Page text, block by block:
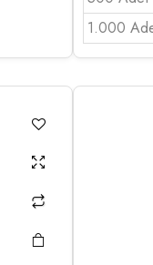
1.000